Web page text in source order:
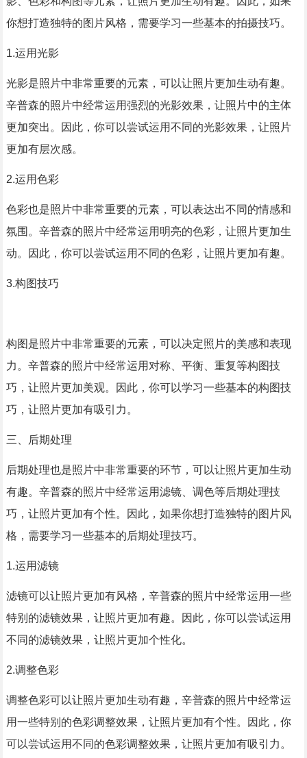
你想打造独特的图片风格，需要学习一些基本的拍摄技巧。
1.运用光影
光影是照片中非常重要的元素，可以让照片更加生动有趣。
辛普森的照片中经常运用强烈的光影效果，让照片中的主体
更加突出。因此，你可以尝试运用不同的光影效果，让照片
更加有层次感。
2.运用色彩
色彩也是照片中非常重要的元素，可以表达出不同的情感和
氛围。辛普森的照片中经常运用明亮的色彩，让照片更加生
动。因此，你可以尝试运用不同的色彩，让照片更加有趣。
3.构图技巧
构图是照片中非常重要的元素，可以决定照片的美感和表现
力。辛普森的照片中经常运用对称、平衡、重复等构图技
巧，让照片更加美观。因此，你可以学习一些基本的构图技
巧，让照片更加有吸引力。
三、后期处理
后期处理也是照片中非常重要的环节，可以让照片更加生动
有趣。辛普森的照片中经常运用滤镜、调色等后期处理技
巧，让照片更加有个性。因此，如果你想打造独特的图片风
格，需要学习一些基本的后期处理技巧。
1.运用滤镜
滤镜可以让照片更加有风格，辛普森的照片中经常运用一些
特别的滤镜效果，让照片更加有趣。因此，你可以尝试运用
不同的滤镜效果，让照片更加个性化。
2.调整色彩
调整色彩可以让照片更加生动有趣，辛普森的照片中经常运
用一些特别的色彩调整效果，让照片更加有个性。因此，你
可以尝试运用不同的色彩调整效果，让照片更加有吸引力。